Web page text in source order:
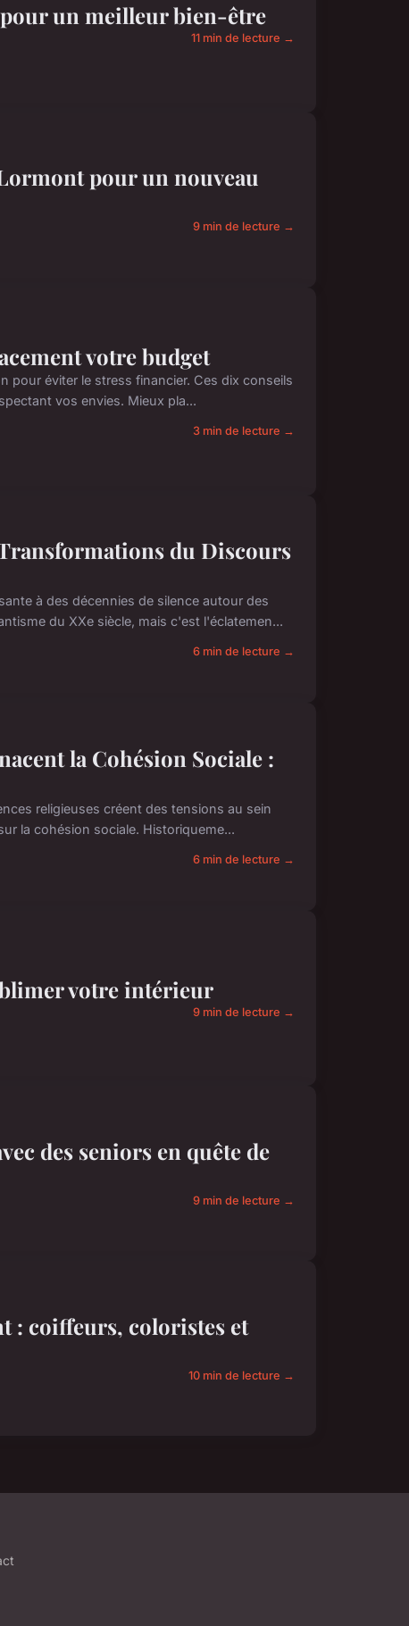
un meilleur bien-être
11 min de lecture →
pour un nouveau
9 min de lecture →
votre budget
pour éviter le stress financier. Ces dix conseils
vos envies. Mieux pla...
3 min de lecture →
du Discours
à des décennies de silence autour des
du XXe siècle, mais c'est l'éclatemen...
6 min de lecture →
la Cohésion Sociale :
religieuses créent des tensions au sein
la cohésion sociale. Historiqueme...
6 min de lecture →
votre intérieur
9 min de lecture →
des seniors en quête de
9 min de lecture →
: coiffeurs, coloristes et
10 min de lecture →